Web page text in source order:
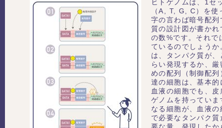
ヒトゲノムは、1セ
（A, T, G, C）を
字の言わば暗号配
質の設計図が書か
の数%です。それで
ているのでしょう
は、タンパク質が
らい発現するか、
めの配列（制御配
達の細胞は、基本
血液の細胞でも、
ゲノムを持ってい
なる細胞が、血液
で必要なタンパク
要な量、発現した